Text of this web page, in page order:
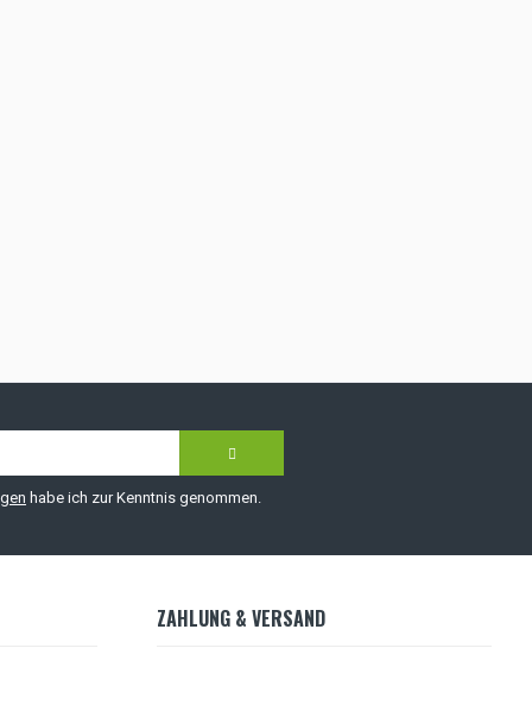
habe ich zur Kenntnis genommen.
ZAHLUNG & VERSAND